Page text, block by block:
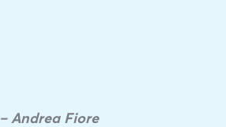
– Andrea Fiore